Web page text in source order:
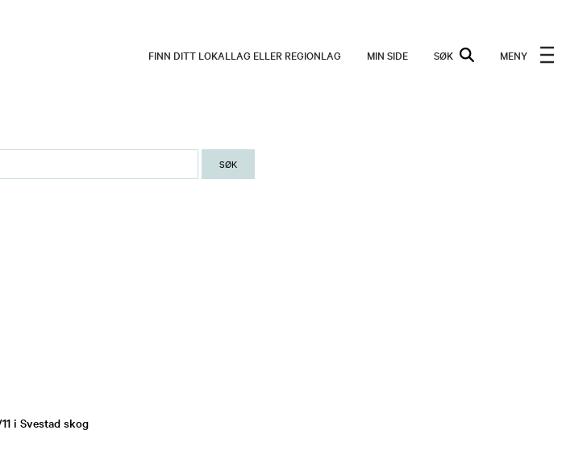
FINN DITT LOKALLAG ELLER REGIONLAG MIN SIDE SØK MENY
i Svestad skog